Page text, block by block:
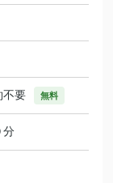
要 無料
分